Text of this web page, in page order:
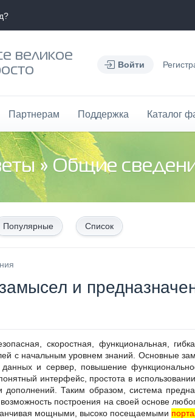
великое
Войти
Партнерам Поддержка Каталог
» Общие
Популярные Список
и
скоростная, функциональная,
с начальным уровнем знаний. Основные
и сервер, повышение
интерфейс, простота в
Таким образом, система
построения на своей основе
мощными, высоко посещаемыми